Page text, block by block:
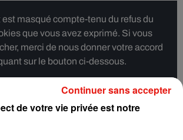
masqué compte-tenu du refus du
que vous avez exprimé. Si vous
merci de nous donner votre accord
sur le bouton ci-dessous.
Afficher l'élément
de votre vie privée est notre
Continuer sans accepter